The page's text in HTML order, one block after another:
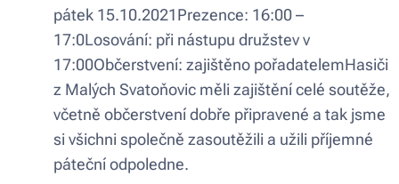
pátek 15.10.2021Prezence: 16:00 –
17:0Losování: při nástupu družstev v
17:00Občerstvení: zajištěno pořadatelemHasiči
z Malých Svatoňovic měli zajištění celé soutěže,
včetně občerstvení dobře připravené a tak jsme
si všichni společně zasoutěžili a užili příjemné
páteční odpoledne.